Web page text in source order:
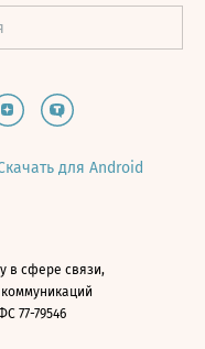
для Android
в сфере связи,
77-79546